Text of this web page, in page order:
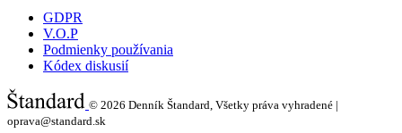
GDPR
V.O.P
Podmienky používania
Kódex diskusií
© 2026 Denník Štandard, Všetky práva vyhradené |
oprava@standard.sk